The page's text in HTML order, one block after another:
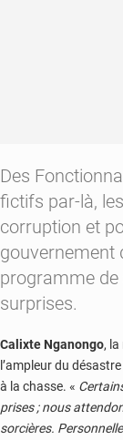
Des
fictifs par-là,
corruption et
gouvernement
programme de
surprises.
Calixte Nganongo,
l’ampleur du
à la chasse. «
prises ; nous
sorcières.